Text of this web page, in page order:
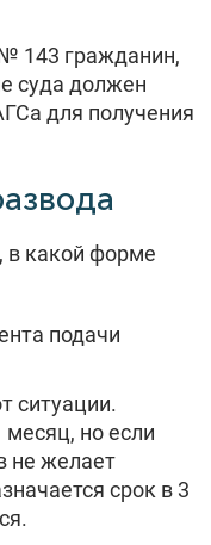
143 гражданин,
суда должен
для получения
в какой форме
подачи
ситуации.
но если
не желает
срок в 3